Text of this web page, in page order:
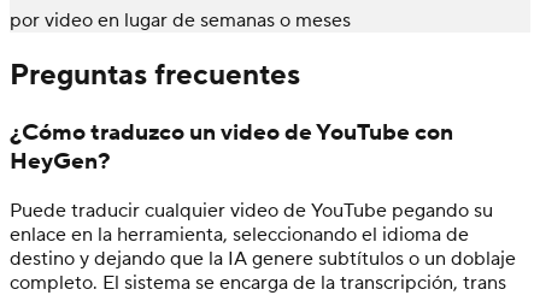
por video en lugar de semanas o meses
Preguntas frecuentes
¿Cómo traduzco un video de YouTube con
HeyGen?
Puede traducir cualquier video de YouTube pegando su
enlace en la herramienta, seleccionando el idioma de
destino y dejando que la IA genere subtítulos o un doblaje
completo. El sistema se encarga de la transcripción, trans